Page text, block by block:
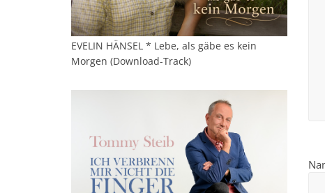
EVELIN HÄNSEL * Lebe, als gäbe es kein
Morgen (Download-Track)